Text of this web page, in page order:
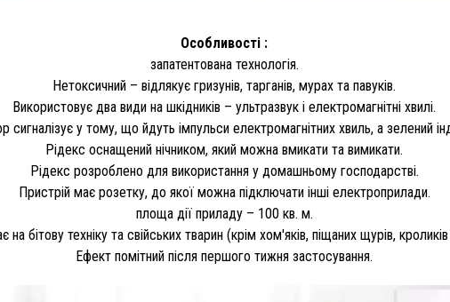
Особливості :
запатентована технологія.
Нетоксичний – відлякує гризунів, тарганів, мурах та павуків.
Використовує два види на шкідників – ультразвук і електромагнітні хвилі.
сигналізує у тому, що йдуть імпульси електромагнітних хвиль, а зелений
Рідекс оснащений нічником, який можна вмикати та вимикати.
Рідекс розроблено для використання у домашньому господарстві.
Пристрій має розетку, до якої можна підключати інші електроприлади.
площа дії приладу – 100 кв. м.
на бітову техніку та свійських тварин (крім хом'яків, піщаних щурів,
Ефект помітний після першого тижня застосування.